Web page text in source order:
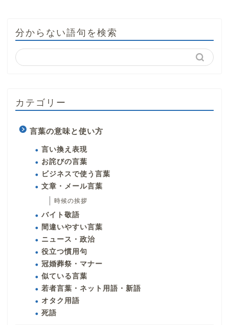
分からない語句を検索
カテゴリー
言葉の意味と使い方
言い換え表現
お詫びの言葉
ビジネスで使う言葉
文章・メール言葉
時候の挨拶
バイト敬語
間違いやすい言葉
ニュース・政治
役立つ慣用句
冠婚葬祭・マナー
似ている言葉
若者言葉・ネット用語・新語
オタク用語
死語